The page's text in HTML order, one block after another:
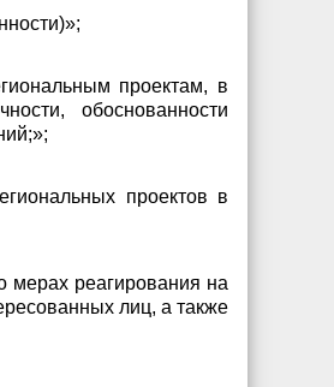
проектам, в
обоснованности
проектов в
мерах реагирования на
лиц, а также